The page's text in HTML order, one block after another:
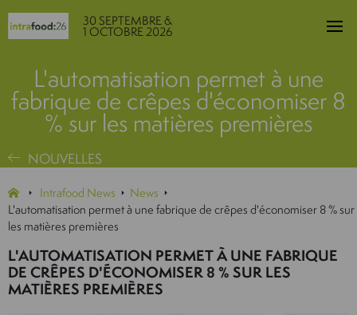
30 SEPTEMBRE &
1 OCTOBRE 2026
L'automatisation permet à une
fabrique de crêpes d'économiser 8
% sur les matières premières
NOUVELLES
Intrafood News
News
L'automatisation permet à une fabrique de crêpes d'économiser 8 % sur
les matières premières
L'AUTOMATISATION PERMET À UNE FABRIQUE
DE CRÊPES D'ÉCONOMISER 8 % SUR LES
MATIÈRES PREMIÈRES